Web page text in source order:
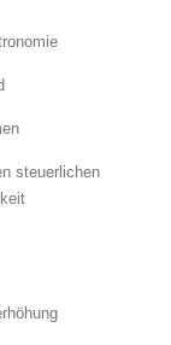
steuerlichen